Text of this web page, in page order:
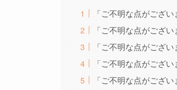
「ご不明な点がござ
「ご不明な点がござ
「ご不明な点がござ
「ご不明な点がござ
「ご不明な点がござ